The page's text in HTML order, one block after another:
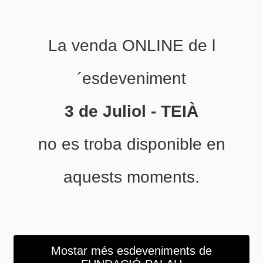
La venda ONLINE de l
´esdeveniment
3 de Juliol - TEIÀ
no es troba disponible en
aquests moments.
Mostar més esdeveniments de